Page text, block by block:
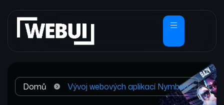
Domů Vývoj webových aplikací Nymburk